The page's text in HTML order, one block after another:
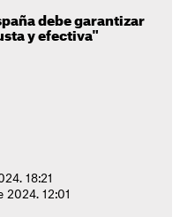
debe garantizar
y efectiva"
18:21
2024. 12:01